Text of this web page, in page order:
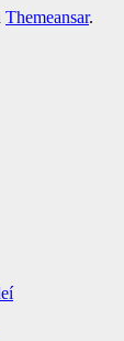
Themeansar.